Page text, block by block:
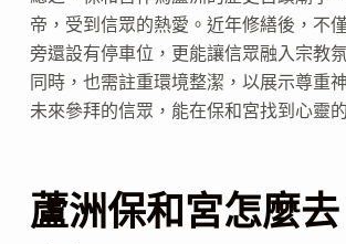
帝，受到信眾的熱愛。近年修繕後，不
旁還設有停車位，更能讓信眾融入宗教
同時，也需註重環境整潔，以展示尊重
未來參拜的信眾，能在保和宮找到心靈
蘆洲保和宮怎麼